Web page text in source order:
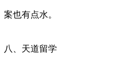
案也有点水。
八、天道留学